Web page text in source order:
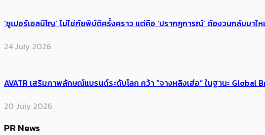
‘ซูเปอร์เอลนีโญ’ ไม่ใช่ภัยพิบัติครั้งคราว แต่คือ ‘ปรากฏการณ์’ ​ต้อง​วนกลับม
24 July 2026
AVATR เสริมภาพลักษณ์แบรนด์ระดับโลก คว้า “จางหลิงเฮ่อ” ในฐานะ Global
20 July 2026
PR News